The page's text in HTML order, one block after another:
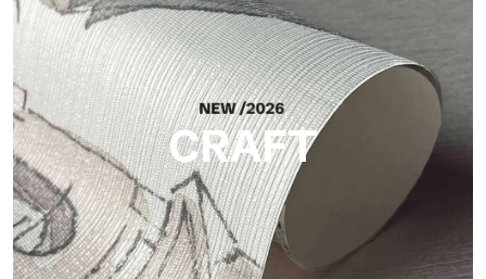
Silk
Helle und elegante Oberfläche mit feiner vertikaler Struktur,
die das Licht reflektiert und der Fläche Tiefe verleiht.
CRAFT